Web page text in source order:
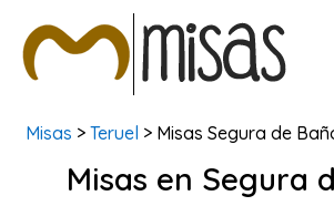
BUSCAR MISAS
Misas > Teruel > Misas Segura de
Misas en Segura